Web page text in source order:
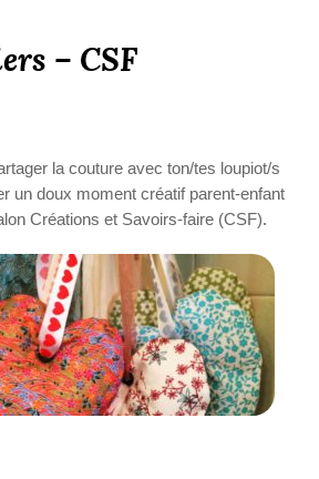
– CSF
la couture avec ton/tes loupiot/s
un doux moment créatif parent-enfant
Créations et Savoirs-faire (CSF).